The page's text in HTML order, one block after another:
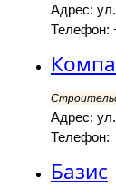
Адрес:
Телефон:
Адрес:
Телефон:
Базис